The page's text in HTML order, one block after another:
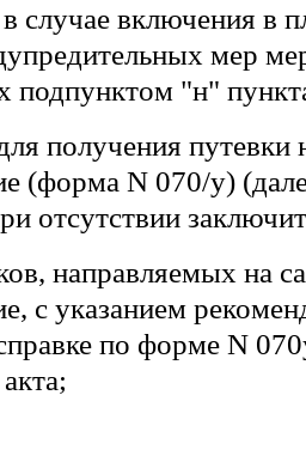
случае включения в
мер
подпунктом "н"
получения путевки
(форма N 070/у)
отсутствии
направляемых на
с указанием
по форме N